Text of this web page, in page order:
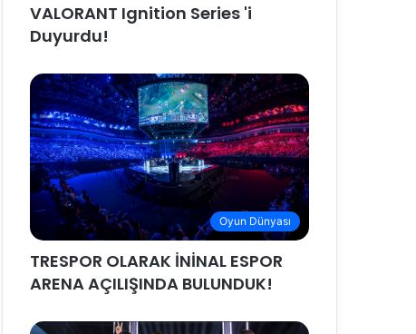
VALORANT Ignition Series 'i
Duyurdu!
Oyun Dünyası
TRESPOR OLARAK İNİNAL ESPOR
ARENA AÇILIŞINDA BULUNDUK!